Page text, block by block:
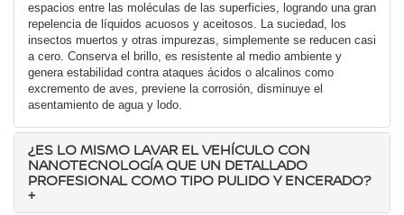
espacios entre las moléculas de las superficies, logrando una gran
repelencia de líquidos acuosos y aceitosos. La suciedad, los
insectos muertos y otras impurezas, simplemente se reducen casi
a cero. Conserva el brillo, es resistente al medio ambiente y
genera estabilidad contra ataques ácidos o alcalinos como
excremento de aves, previene la corrosión, disminuye el
asentamiento de agua y lodo.
¿ES LO MISMO LAVAR EL VEHÍCULO CON
NANOTECNOLOGÍA QUE UN DETALLADO
PROFESIONAL COMO TIPO PULIDO Y ENCERADO?
+